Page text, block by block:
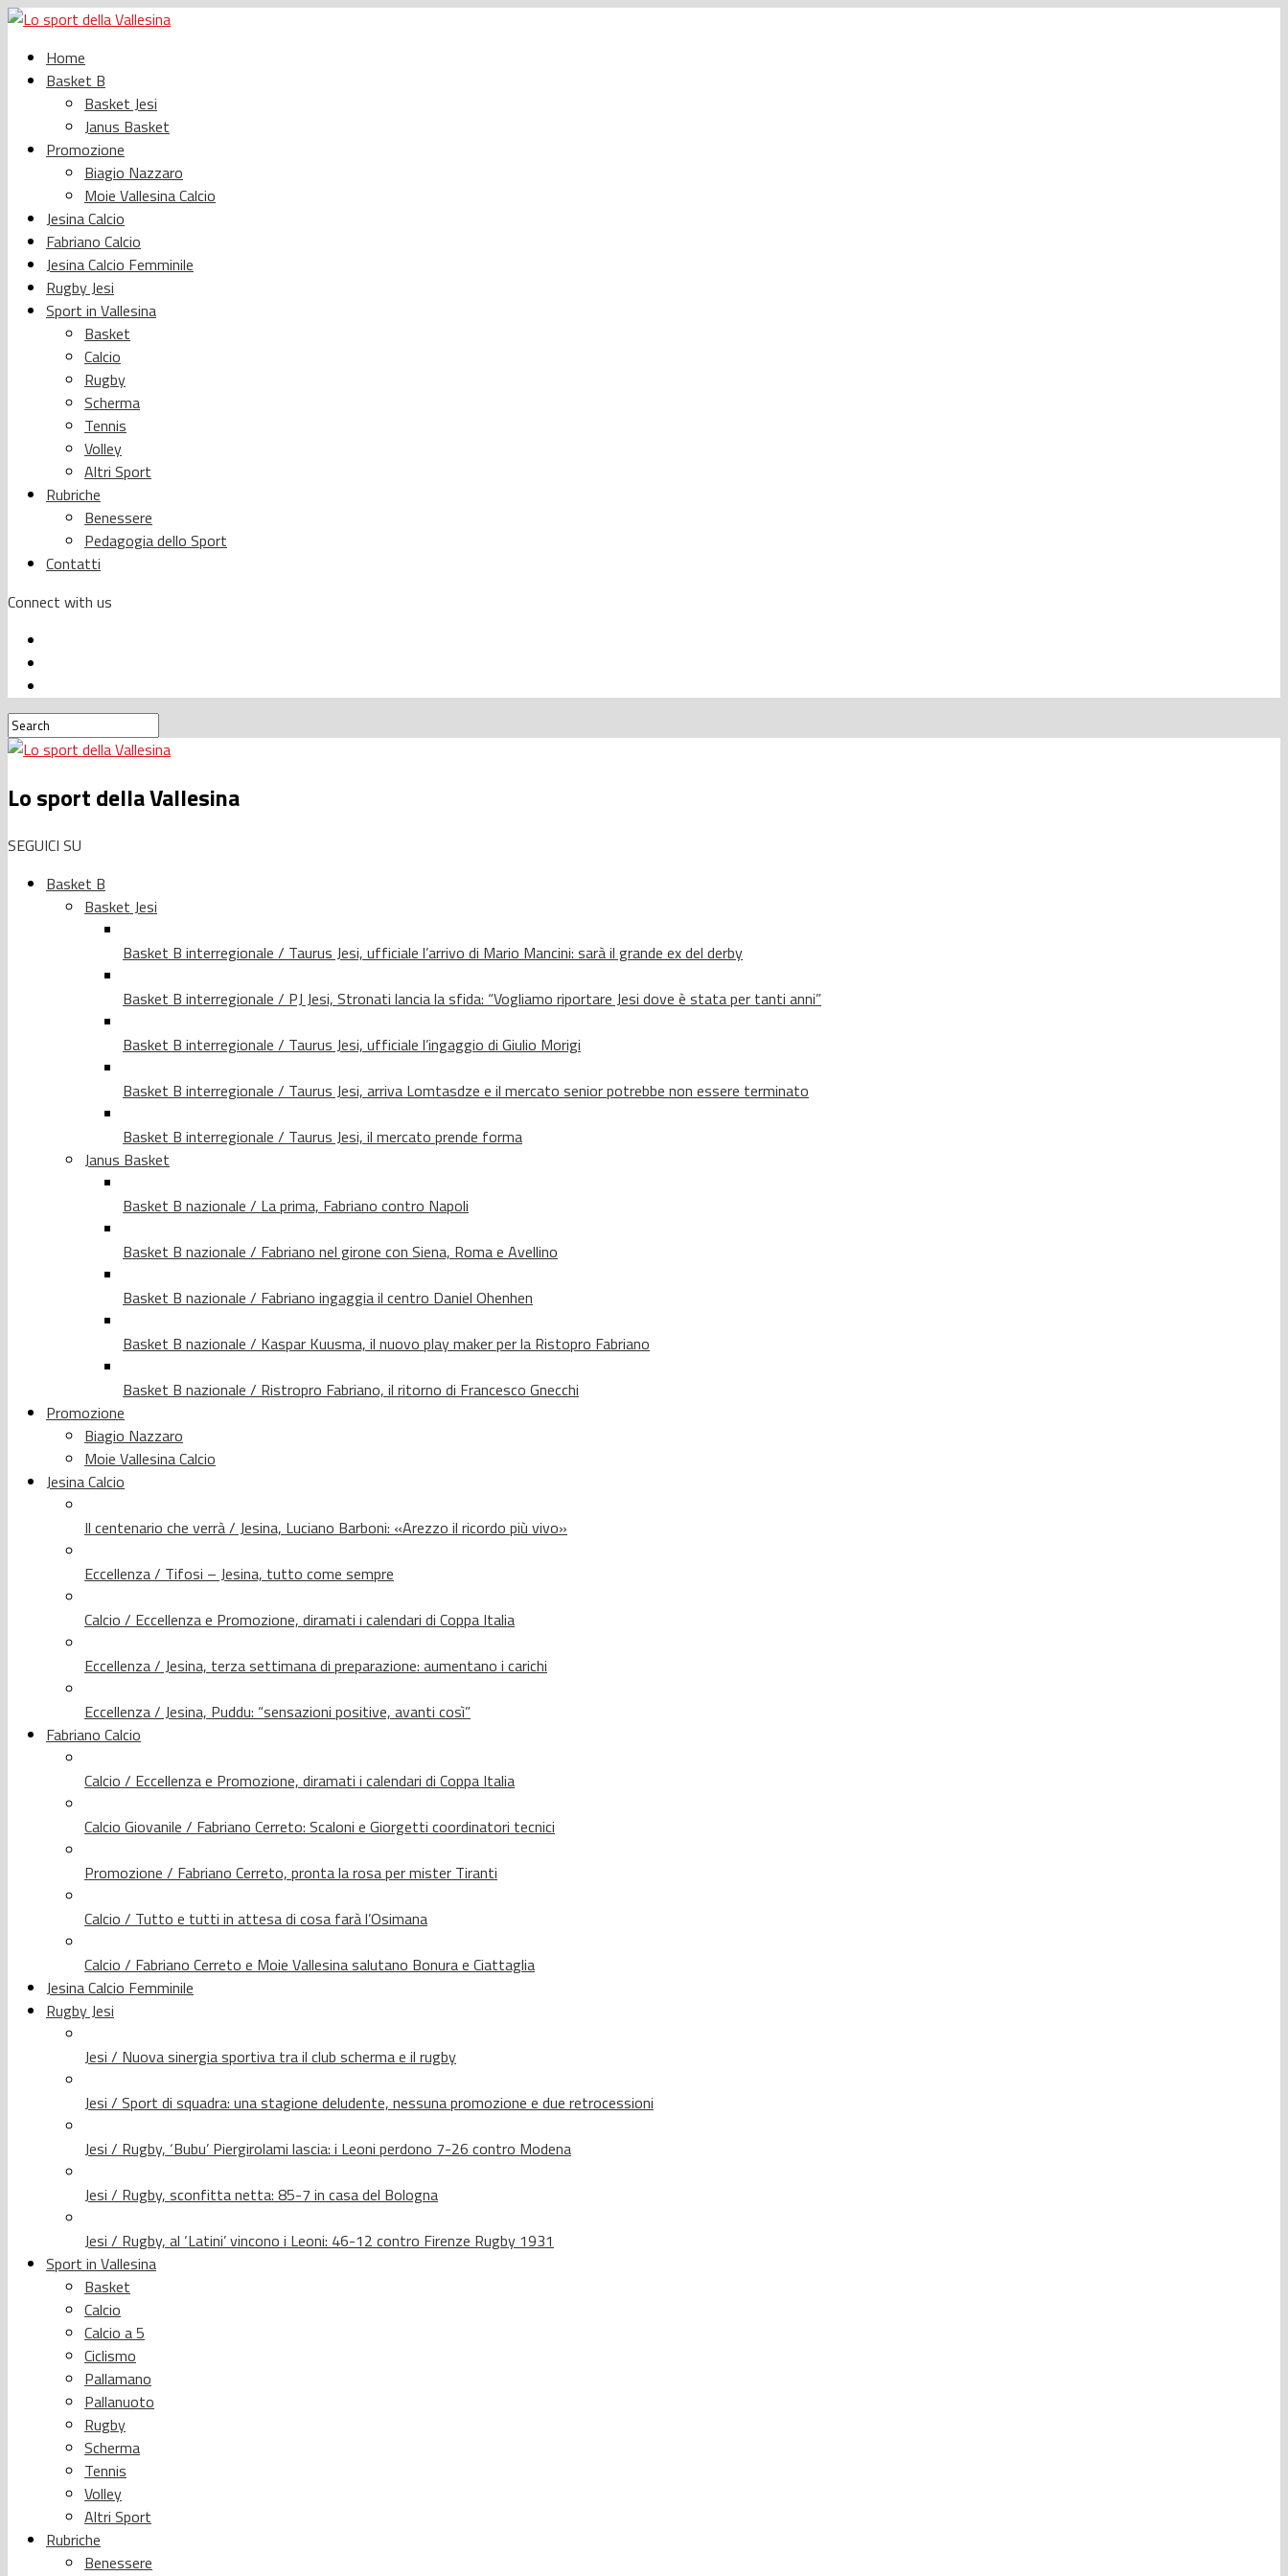
Home
Basket B
Basket Jesi
Janus Basket
Promozione
Biagio Nazzaro
Moie Vallesina Calcio
Jesina Calcio
Fabriano Calcio
Jesina Calcio Femminile
Rugby Jesi
Sport in Vallesina
Basket
Calcio
Rugby
Scherma
Tennis
Volley
Altri Sport
Rubriche
Benessere
Pedagogia dello Sport
Contatti
Connect with us
Lo sport della Vallesina
SEGUICI SU
Basket B
Basket Jesi
Basket B interregionale / Taurus Jesi, ufficiale l’arrivo di Mario Mancini: sarà il grande ex del derby
Basket B interregionale / PJ Jesi, Stronati lancia la sfida: “Vogliamo riportare Jesi dove è stata per tanti anni”
Basket B interregionale / Taurus Jesi, ufficiale l’ingaggio di Giulio Morigi
Basket B interregionale / Taurus Jesi, arriva Lomtasdze e il mercato senior potrebbe non essere terminato
Basket B interregionale / Taurus Jesi, il mercato prende forma
Janus Basket
Basket B nazionale / La prima, Fabriano contro Napoli
Basket B nazionale / Fabriano nel girone con Siena, Roma e Avellino
Basket B nazionale / Fabriano ingaggia il centro Daniel Ohenhen
Basket B nazionale / Kaspar Kuusma, il nuovo play maker per la Ristopro Fabriano
Basket B nazionale / Ristropro Fabriano, il ritorno di Francesco Gnecchi
Promozione
Biagio Nazzaro
Moie Vallesina Calcio
Jesina Calcio
Il centenario che verrà / Jesina, Luciano Barboni: «Arezzo il ricordo più vivo»
Eccellenza / Tifosi – Jesina, tutto come sempre
Calcio / Eccellenza e Promozione, diramati i calendari di Coppa Italia
Eccellenza / Jesina, terza settimana di preparazione: aumentano i carichi
Eccellenza / Jesina, Puddu: “sensazioni positive, avanti così”
Fabriano Calcio
Calcio / Eccellenza e Promozione, diramati i calendari di Coppa Italia
Calcio Giovanile / Fabriano Cerreto: Scaloni e Giorgetti coordinatori tecnici
Promozione / Fabriano Cerreto, pronta la rosa per mister Tiranti
Calcio / Tutto e tutti in attesa di cosa farà l’Osimana
Calcio / Fabriano Cerreto e Moie Vallesina salutano Bonura e Ciattaglia
Jesina Calcio Femminile
Rugby Jesi
Jesi / Nuova sinergia sportiva tra il club scherma e il rugby
Jesi / Sport di squadra: una stagione deludente, nessuna promozione e due retrocessioni
Jesi / Rugby, ‘Bubu’ Piergirolami lascia: i Leoni perdono 7-26 contro Modena
Jesi / Rugby, sconfitta netta: 85-7 in casa del Bologna
Jesi / Rugby, al ‘Latini’ vincono i Leoni: 46-12 contro Firenze Rugby 1931
Sport in Vallesina
Basket
Calcio
Calcio a 5
Ciclismo
Pallamano
Pallanuoto
Rugby
Scherma
Tennis
Volley
Altri Sport
Rubriche
Benessere